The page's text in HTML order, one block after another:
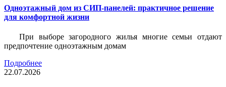
Одноэтажный дом из СИП-панелей: практичное решение
для комфортной жизни
При выборе загородного жилья многие семьи отдают
предпочтение одноэтажным домам
Подробнее
22.07.2026